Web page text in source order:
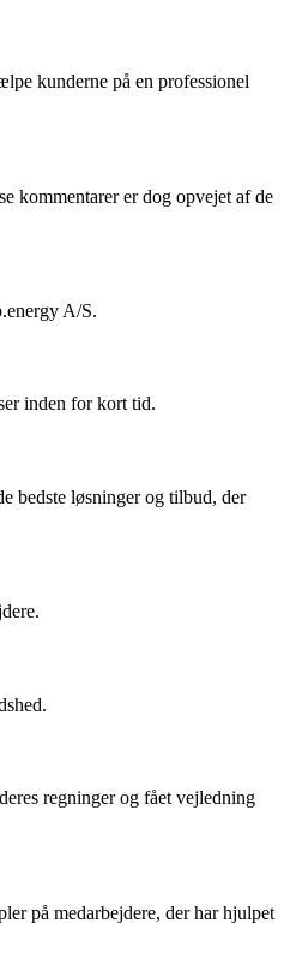
kunderne på en professionel
kommentarer er dog opvejet af de
A/S.
inden for kort tid.
bedste løsninger og tilbud, der
regninger og fået vejledning
på medarbejdere, der har hjulpet